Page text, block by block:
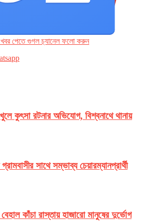
খবর পেতে গুগল চ‌্যানেল ফলো করুন
কুৎসা রটনার অভিযোগ, বিশ্বনাথে থানায়
সাথে সম্ভাব্য চেয়ারম্যানপ্রার্থী
কাঁচা রাস্তায় হাজারো মানুষের দুর্ভোগ